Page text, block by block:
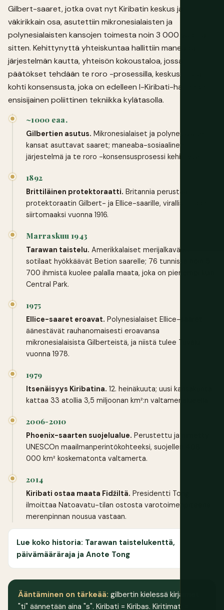
Gilbert-saaret, jotka ovat nyt Kiribatin keskus ja
väkirikkain osa, asutettiin mikronesialaisten ja
polynesialaisten kansojen toimesta noin 3 000 vuotta
sitten. Kehittynyttä yhteiskuntaa hallittiin maneaba-
järjestelmän kautta, yhteisön kokoustaloa, jossa
päätökset tehdään te roro -prosessilla, keskustelulla
kohti konsensusta, joka on edelleen I-Kiribati-hallinnon
ensisijainen poliittinen tekniikka kylätasolla.
~1000 eaa.
Gilbertien asutus. Mikronesialaiset ja polynesialaiset
kansat asuttavat saaret; maneaba-sosiaalinen
järjestelmä ja te roro -konsensusprosessi kehittyvät.
1892
Brittiläinen protektoraatti. Britannia perustaa
protektoraatin Gilbert- ja Ellice-saarille, virallistetaan
siirtomaaksi vuonna 1916.
Marraskuu 1943
Tarawan taistelu. Amerikkalaiset merijalkaväen
sotilaat hyökkäävät Betion saarelle; 76 tunnissa noin 5
700 ihmistä kuolee palalla maata, joka on pienempi kuin
Central Park.
1975
Ellice-saaret eroavat. Polynesialaiset Ellice-saaret
äänestävät rauhanomaisesti eroavansa
mikronesialaisista Gilberteistä, ja niistä tulee Tuvalu
vuonna 1978.
1979
Itsenäisyys Kiribatina. 12. heinäkuuta; uusi kansakunta
kattaa 33 atollia 3,5 miljoonan km²:n valtamerialueella.
2006-2010
Phoenix-saarten suojelualue. Perustettu ja nimetty
UNESCOn maailmanperintökohteeksi, suojellen 408
000 km² koskematonta valtamerta.
2014
Kiribati ostaa maata Fidžiltä. Presidentti Tong
ilmoittaa Natoavatu-tilan ostosta varotoimenpiteenä
merenpinnan nousua vastaan.
Lue koko historia: Tarawan taistelukenttä,
päivämääräraja ja Anote Tong
Ääntäminen on tärkeää: gilbertin kielessä kirjaimet
"ti" äännetään aina "s". Kiribati = Kiribas. Kiritimati =